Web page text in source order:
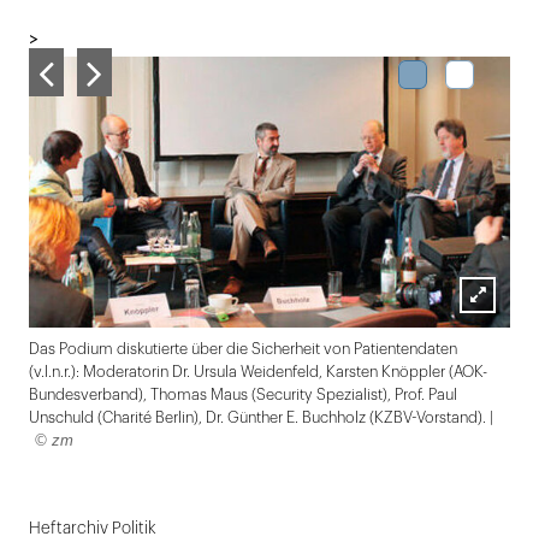
>
Lightbox
Das Podium diskutierte über die Sicherheit von Patientendaten
(v.l.n.r.): Moderatorin Dr. Ursula Weidenfeld, Karsten Knöppler (AOK-
Bundesverband), Thomas Maus (Security Spezialist), Prof. Paul
Unschuld (Charité Berlin), Dr. Günther E. Buchholz (KZBV-Vorstand). |
© zm
1Heftarchiv Politik